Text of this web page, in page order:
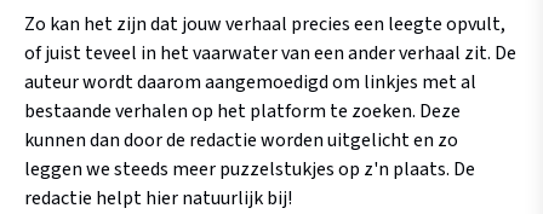
Zo kan het zijn dat jouw verhaal precies een leegte opvult,
of juist teveel in het vaarwater van een ander verhaal zit. De
auteur wordt daarom aangemoedigd om linkjes met al
bestaande verhalen op het platform te zoeken. Deze
kunnen dan door de redactie worden uitgelicht en zo
leggen we steeds meer puzzelstukjes op z'n plaats. De
redactie helpt hier natuurlijk bij!